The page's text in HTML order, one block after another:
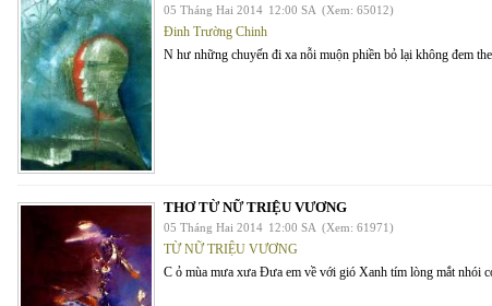
05 Tháng Hai 2014 12:00 SA (Xem: 65012)
Đinh Trường Chinh
N hư những chuyến đi xa nỗi muộn phiền bỏ lại không đem
THƠ TỪ NỮ TRIỆU VƯƠNG
05 Tháng Hai 2014 12:00 SA (Xem: 61971)
TỪ NỮ TRIỆU VƯƠNG
C ỏ mùa mưa xưa Đưa em về với gió Xanh tím lòng mắt nhói